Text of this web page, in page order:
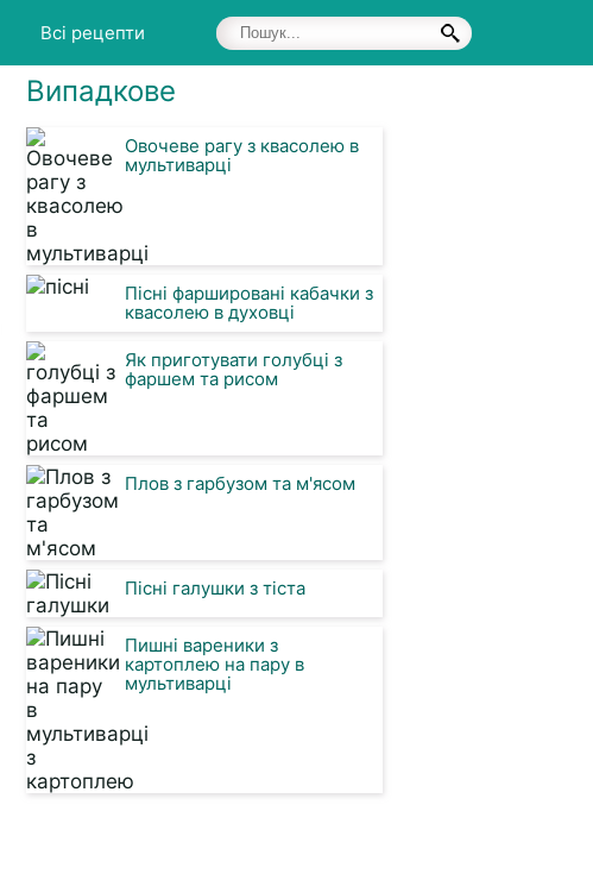
Всі рецепти
Випадкове
Овочеве рагу з квасолею в
мультиварці
Пісні фаршировані кабачки з
квасолею в духовці
Як приготувати голубці з
фаршем та рисом
Плов з гарбузом та м'ясом
Пісні галушки з тіста
Пишні вареники з
картоплею на пару в
мультиварці